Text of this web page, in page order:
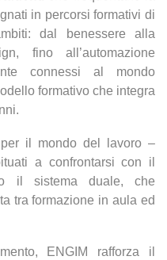
in percorsi formativi di
dal benessere alla
fino all’automazione
connessi al mondo
formativo che integra
il mondo del lavoro –
a confrontarsi con il
il sistema duale, che
tra formazione in aula ed
ENGIM rafforza il